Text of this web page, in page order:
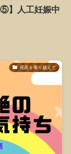
⑤】人工妊娠中
死産を乗り越えて